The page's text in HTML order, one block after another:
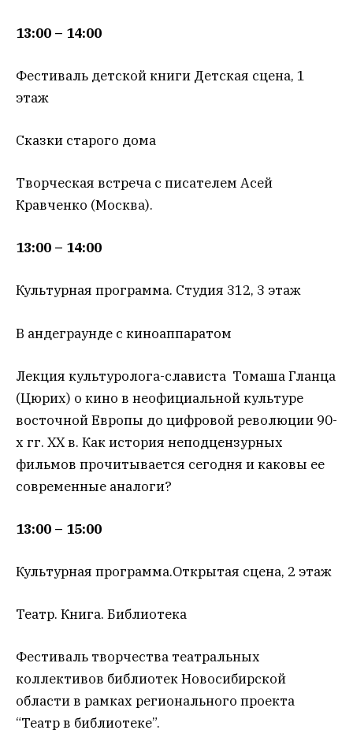
13:00 – 14:00
Фестиваль детской книги Детская сцена, 1
этаж
Сказки старого дома
Творческая встреча с писателем Асей
Кравченко (Москва).
13:00 – 14:00
Культурная программа. Студия 312, 3 этаж
В андеграунде с киноаппаратом
Лекция культуролога-слависта Томаша Гланца
(Цюрих) о кино в неофициальной культуре
восточной Европы до цифровой революции 90-
х гг. XX в. Как история неподцензурных
фильмов прочитывается сегодня и каковы ее
современные аналоги?
13:00 – 15:00
Культурная программа.Открытая сцена, 2 этаж
Театр. Книга. Библиотека
Фестиваль творчества театральных
коллективов библиотек Новосибирской
области в рамках регионального проекта
“Театр в библиотеке”.